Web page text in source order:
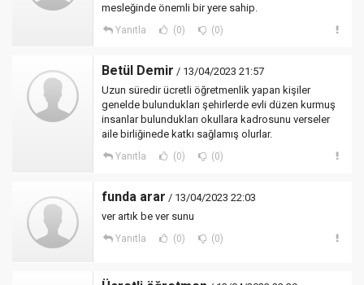
mesleğinde önemli bir yere sahip.
Yanıtla (0) (0)
Betül Demir / 13/04/2023 21:57
Uzun süredir ücretli öğretmenlik yapan kişiler
genelde bulundukları şehirlerde evli düzen kurmuş
insanlar bulundukları okullara kadrosunu verseler
aile birliğinede katkı sağlamış olurlar.
Yanıtla (0) (0)
funda arar / 13/04/2023 22:03
ver artık be ver sunu
Yanıtla (0) (0)